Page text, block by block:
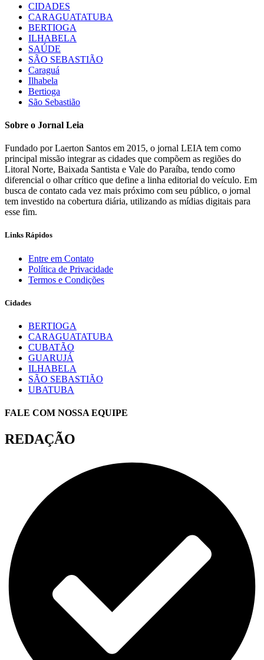
CIDADES
CARAGUATATUBA
BERTIOGA
ILHABELA
SAÚDE
SÃO SEBASTIÃO
Caraguá
Ilhabela
Bertioga
São Sebastião
Sobre o Jornal Leia
Fundado por Laerton Santos em 2015, o jornal LEIA tem como
principal missão integrar as cidades que compõem as regiões do
Litoral Norte, Baixada Santista e Vale do Paraíba, tendo como
diferencial o olhar crítico que define a linha editorial do veículo. Em
busca de contato cada vez mais próximo com seu público, o jornal
tem investido na cobertura diária, utilizando as mídias digitais para
esse fim.
Links Rápidos
Entre em Contato
Política de Privacidade
Termos e Condições
Cidades
BERTIOGA
CARAGUATATUBA
CUBATÃO
GUARUJÁ
ILHABELA
SÃO SEBASTIÃO
UBATUBA
FALE COM NOSSA EQUIPE
REDAÇÃO